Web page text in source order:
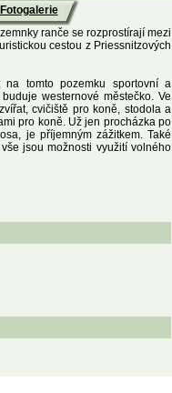
Fotogalerie
ranče se rozprostírají mezi
cestou z Priessnitzových
na tomto pozemku sportovní a
westernové městečko. Ve
cvičiště pro koně, stodola a
pro koně. Už jen procházka po
je příjemným zážitkem. Také
jsou možnosti využití volného